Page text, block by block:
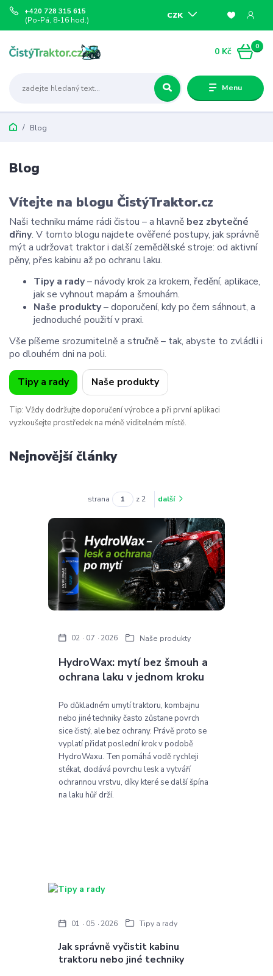
Menu
CZK
+420 728 315 615
(Po-Pá, 8-16 hod.)
0
0 Kč
Blog
Blog
Vítejte na blogu ČistýTraktor.cz
Naši techniku máme rádi čistou – a hlavně bez zbytečné
dřiny. V tomto blogu najdete ověřené postupy, jak správně
mýt a udržovat traktor i další zemědělské stroje: od aktivní
pěny, přes kabinu až po ochranu laku.
Tipy a rady– návody krok za krokem, ředění, aplikace,
jak se vyhnout mapám a šmouhám.
Naše produkty– doporučení, kdy po čem sáhnout, a
jednoduché použití v praxi.
Vše píšeme srozumitelně a stručně – tak, abyste to zvládli i
po dlouhém dni na poli.
Tipy a rady Naše produkty
Tip: Vždy dodržujte doporučení výrobce a při první aplikaci
vyzkoušejte prostředek na méně viditelném místě.
Nejnovější články
strana z 2 další
HydroWax: mytí bez šmouh a
ochrana laku v jednom kroku
02 07 2026 Naše produkty
Po důkladném umytí traktoru, kombajnu
nebo jiné techniky často zůstane povrch
sice čistý, ale bez ochrany. Právě proto se
vyplatí přidat poslední krok v podobě
HydroWaxu. Ten pomáhá vodě rychleji
stékat, dodává povrchu lesk a vytváří
ochrannou vrstvu, díky které se další špína
na laku hůř drží.
Jak správně vyčistit kabinu
traktoru nebo jiné techniky
01 05 2026 Tipy a rady